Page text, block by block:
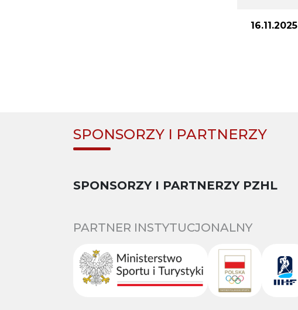
16.11.2025
SPONSORZY I PARTNERZY
SPONSORZY I PARTNERZY PZHL
PARTNER INSTYTUCJONALNY